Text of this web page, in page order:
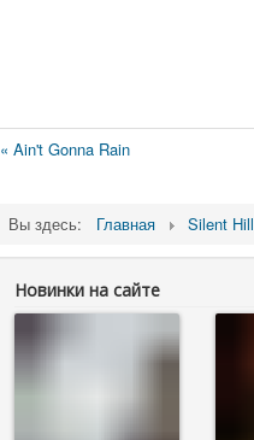
« Ain't Gonna Rain
Вы здесь: Главная Silent Hill
Новинки на сайте